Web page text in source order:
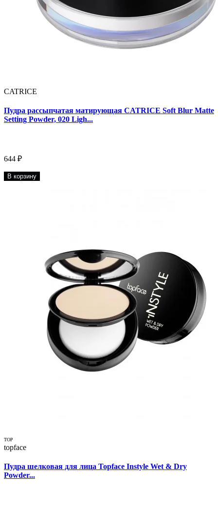
CATRICE
Пудра рассыпчатая матирующая CATRICE Soft Blur Matte
Setting Powder, 020 Ligh...
644 ₽
В корзину
TOP
topface
Пудра шелковая для лица Topface Instyle Wet & Dry
Powder...